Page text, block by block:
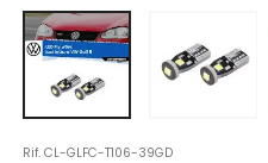
Rif.CL-GLFC-T106-39GD